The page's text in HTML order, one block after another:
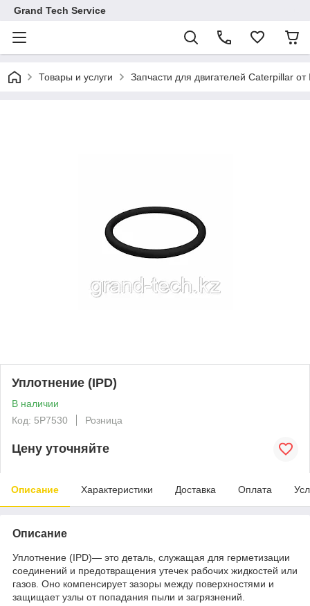
Grand Tech Service
Товары и услуги Запчасти для двигателей Caterpillar от
Уплотнение (IPD)
В наличии
Код: 5P7530
Розница
Цену уточняйте
Описание Характеристики Доставка Оплата
Описание
Уплотнение (IPD)— это деталь, служащая для герметизации
соединений и предотвращения утечек рабочих жидкостей или
газов. Оно компенсирует зазоры между поверхностями и
защищает узлы от попадания пыли и загрязнений.